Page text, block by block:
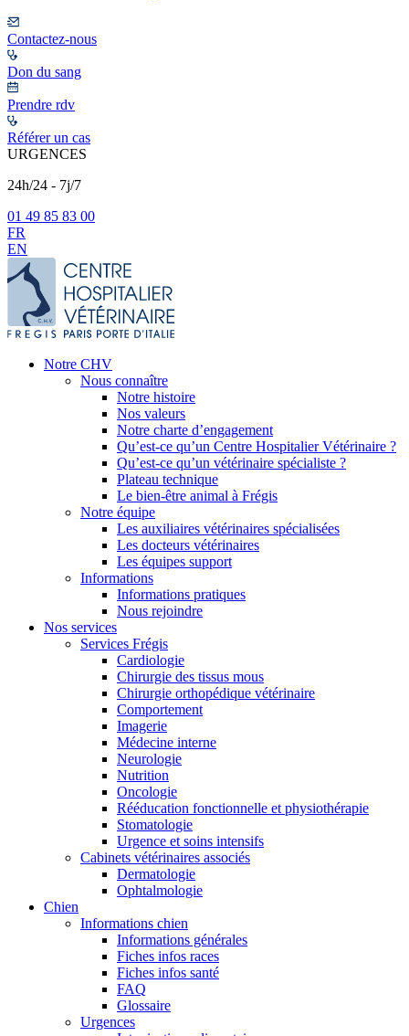
Contactez-nous
Don du sang
Prendre rdv
Référer un cas
URGENCES
24h/24 - 7j/7
01 49 85 83 00
FR
EN
Notre CHV
Nous connaître
Notre histoire
Nos valeurs
Notre charte d’engagement
Qu’est-ce qu’un Centre Hospitalier Vétérinaire ?
Qu’est-ce qu’un vétérinaire spécialiste ?
Plateau technique
Le bien-être animal à Frégis
Notre équipe
Les auxiliaires vétérinaires spécialisées
Les docteurs vétérinaires
Les équipes support
Informations
Informations pratiques
Nous rejoindre
Nos services
Services Frégis
Cardiologie
Chirurgie des tissus mous
Chirurgie orthopédique vétérinaire
Comportement
Imagerie
Médecine interne
Neurologie
Nutrition
Oncologie
Rééducation fonctionnelle et physiothérapie
Stomatologie
Urgence et soins intensifs
Cabinets vétérinaires associés
Dermatologie
Ophtalmologie
Chien
Informations chien
Informations générales
Fiches infos races
Fiches infos santé
FAQ
Glossaire
Urgences